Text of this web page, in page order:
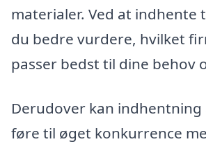
materialer. Ved at indhente
du bedre vurdere, hvilket
passer bedst til dine behov
Derudover kan
føre til øget konkurrence